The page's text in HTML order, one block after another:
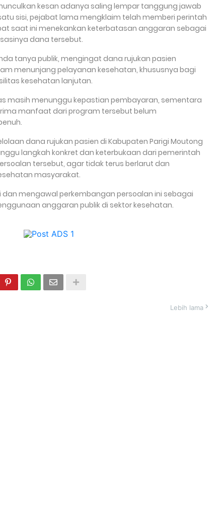
kesan adanya saling lempar tanggung jawab
sisi, pejabat lama mengklaim telah memberi perintah
saat ini menekankan keterbatasan anggaran sebagai
dana tersebut.
tanya publik, mengingat dana rujukan pasien
menunjang pelayanan kesehatan, khususnya bagi
kesehatan lanjutan.
masih menunggu kepastian pembayaran, sementara
manfaat dari program tersebut belum
dana rujukan pasien di Kabupaten Parigi Moutong
langkah konkret dan keterbukaan dari pemerintah
tersebut, agar tidak terus berlarut dan
masyarakat.
dan mengawal perkembangan persoalan ini sebagai
anggaran publik di sektor kesehatan.
Lebih lama